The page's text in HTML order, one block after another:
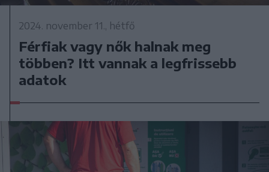
2024. november 11., hétfő
Férfiak vagy nők halnak meg
többen? Itt vannak a legfrissebb
adatok